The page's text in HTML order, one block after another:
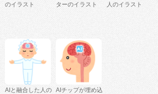
のイラスト
ターのイラスト
人のイラスト
AIと融合した人の AIチップが埋め込